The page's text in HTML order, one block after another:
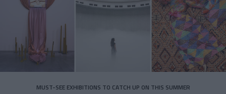
MUST-SEE EXHIBITIONS TO CATCH UP ON THIS SUMMER